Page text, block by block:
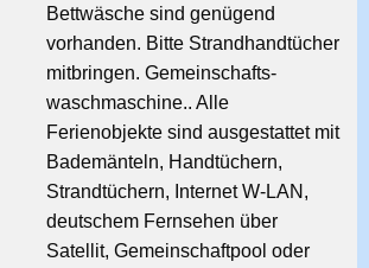
Bettwäsche sind genügend
vorhanden. Bitte Strandhandtücher
mitbringen. Gemeinschafts­
waschmaschine.. Alle
Ferienobjekte sind ausgestattet mit
Bademänteln, Handtüchern,
Strandtüchern, Internet W-LAN,
deutschem Fernsehen über
Satellit, Gemeinschaftpool oder